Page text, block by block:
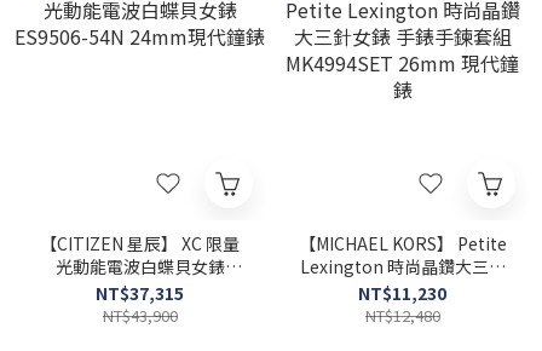
【CITIZEN 星辰】 XC 限量
光動能電波白蝶貝女錶
ES9506-54N 24mm現代鐘
錶
NT$37,315
NT$43,900
【MICHAEL KORS】 Petite
Lexington 時尚晶鑽大三針
女錶 手錶手鍊套組
MK4994SET 26mm 現代鐘
NT$11,230
NT$12,480